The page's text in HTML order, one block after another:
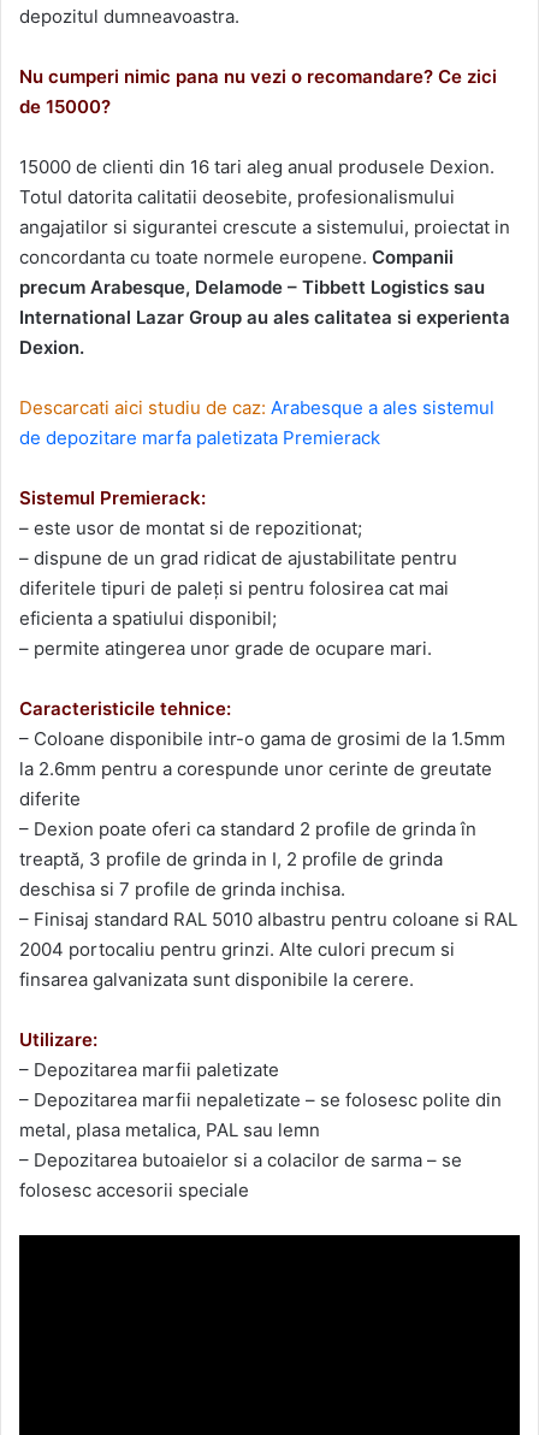
depozitul dumneavoastra.
Nu cumperi nimic pana nu vezi o recomandare? Ce zici
de 15000?
15000 de clienti din 16 tari aleg anual produsele Dexion.
Totul datorita calitatii deosebite, profesionalismului
angajatilor si sigurantei crescute a sistemului, proiectat in
concordanta cu toate normele europene. Companii
precum Arabesque, Delamode – Tibbett Logistics sau
International Lazar Group au ales calitatea si experienta
Dexion.
Descarcati aici studiu de caz: Arabesque a ales sistemul
de depozitare marfa paletizata Premierack
Sistemul Premierack:
– este usor de montat si de repozitionat;
– dispune de un grad ridicat de ajustabilitate pentru
diferitele tipuri de paleţi si pentru folosirea cat mai
eficienta a spatiului disponibil;
– permite atingerea unor grade de ocupare mari.
Caracteristicile tehnice:
– Coloane disponibile intr-o gama de grosimi de la 1.5mm
la 2.6mm pentru a corespunde unor cerinte de greutate
diferite
– Dexion poate oferi ca standard 2 profile de grinda în
treaptă, 3 profile de grinda in I, 2 profile de grinda
deschisa si 7 profile de grinda inchisa.
– Finisaj standard RAL 5010 albastru pentru coloane si RAL
2004 portocaliu pentru grinzi. Alte culori precum si
finsarea galvanizata sunt disponibile la cerere.
Utilizare:
– Depozitarea marfii paletizate
– Depozitarea marfii nepaletizate – se folosesc polite din
metal, plasa metalica, PAL sau lemn
– Depozitarea butoaielor si a colacilor de sarma – se
folosesc accesorii speciale